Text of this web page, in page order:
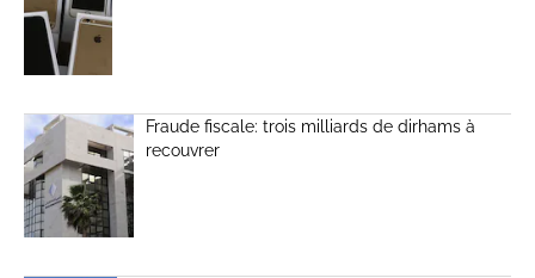
Fraude fiscale: trois milliards de dirhams à
recouvrer